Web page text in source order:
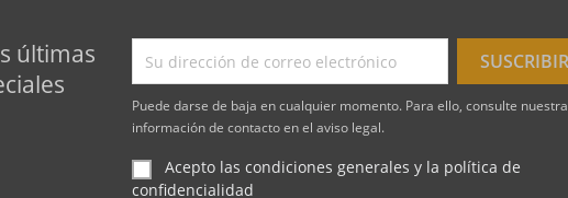
últimas
Puede darse de baja en cualquier momento. Para ello, consulte nuestra
información de contacto en el aviso legal.
Acepto las condiciones generales y la política de
confidencialidad